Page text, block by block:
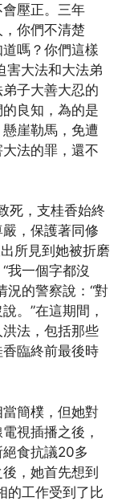
壓正。三年
你們不清楚
嗎？你們這樣
害大法和大法弟
子大善大忍的
良知，為的是
崖勒馬，免遭
法的罪，還不
死，支桂香始終
，保護著同修
所見到她被折磨
我一個字都沒
況的警察說：“對
。”在這期間，
法，包括那些
臨終前最後時
簡樸，但她對
視插播之後，
食抗議20多
，她首先想到
的工作受到了比